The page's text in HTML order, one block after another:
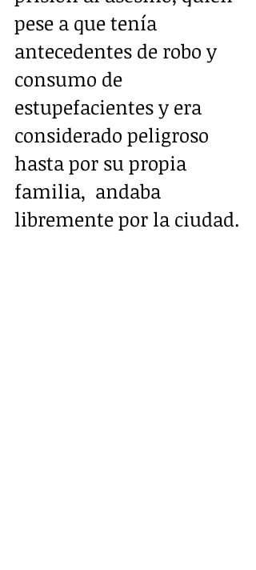
pese a que tenía
antecedentes de robo y
consumo de
estupefacientes y era
considerado peligroso
hasta por su propia
familia,  andaba
libremente por la ciudad.